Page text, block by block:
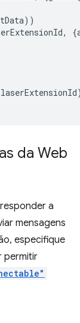
))
, {
laserExtensionId
da Web
a
mensagens
especifique
permitir